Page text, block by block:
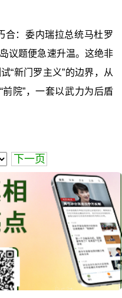
合：委内瑞拉总统马杜罗
议题便急速升温。这绝非
新门罗主义”的边界，从
前院”，一套以武力为后盾
下一页